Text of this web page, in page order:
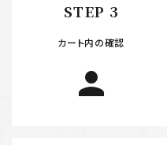
STEP 3
カート内の確認
person